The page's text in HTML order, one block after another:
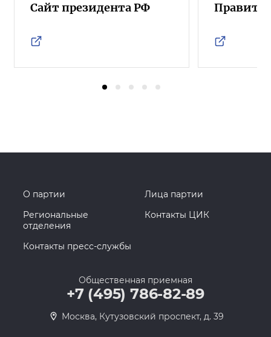
Сайт президента РФ
О партии
Лица партии
Региональные
отделения
Контакты ЦИК
Контакты пресс-службы
Общественная приемная
+7 (495) 786-82-89
Москва, Кутузовский проспект, д. 39